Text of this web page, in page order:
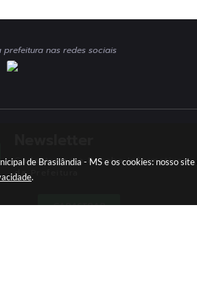
de Brasilândia - MS e os cookies: nosso
.
prefeitura nas redes sociais
Cadastre-se e Receba Informativos
da Prefeitura
CADASTRAR